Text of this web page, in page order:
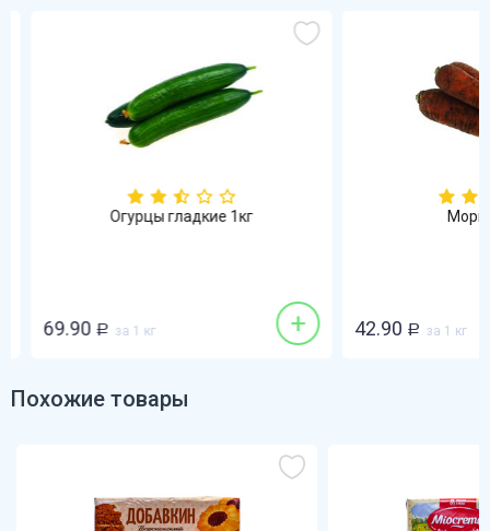
Огурцы гладкие 1кг
69.90 за 1 кг + 42.90 Р за 1 кг
Похожие товары